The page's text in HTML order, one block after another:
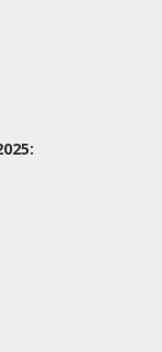
en
20.00 uur
20.00 uur
17.00 uur